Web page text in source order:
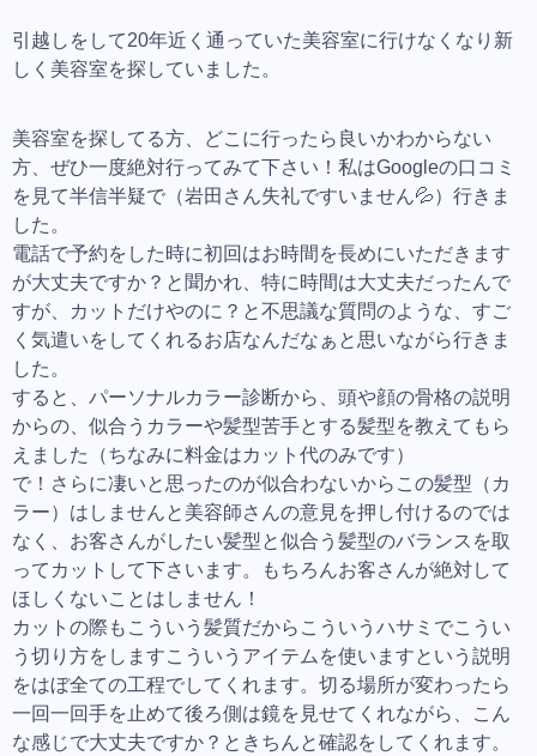
引越しをして20年近く通っていた美容室に行けなくなり新
しく美容室を探していました。
美容室を探してる方、どこに行ったら良いかわからない
方、ぜひ一度絶対行ってみて下さい！私はGoogleの口コミ
を見て半信半疑で（岩田さん失礼ですいません💦）行きま
した。
電話で予約をした時に初回はお時間を長めにいただきます
が大丈夫ですか？と聞かれ、特に時間は大丈夫だったんで
すが、カットだけやのに？と不思議な質問のような、すご
く気遣いをしてくれるお店なんだなぁと思いながら行きま
した。
すると、パーソナルカラー診断から、頭や顔の骨格の説明
からの、似合うカラーや髪型苦手とする髪型を教えてもら
えました（ちなみに料金はカット代のみです）
で！さらに凄いと思ったのが似合わないからこの髪型（カ
ラー）はしませんと美容師さんの意見を押し付けるのでは
なく、お客さんがしたい髪型と似合う髪型のバランスを取
ってカットして下さいます。もちろんお客さんが絶対して
ほしくないことはしません！
カットの際もこういう髪質だからこういうハサミでこうい
う切り方をしますこういうアイテムを使いますという説明
をはぼ全ての工程でしてくれます。切る場所が変わったら
一回一回手を止めて後ろ側は鏡を見せてくれながら、こん
な感じで大丈夫ですか？ときちんと確認をしてくれます。